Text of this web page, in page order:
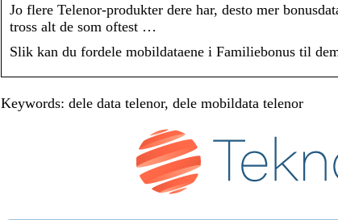
Jo flere Telenor-produkter dere har, desto mer
tross alt de som oftest …
Slik kan du fordele mobildataene i Familiebonus til
Keywords: dele data telenor, dele mobildata telenor